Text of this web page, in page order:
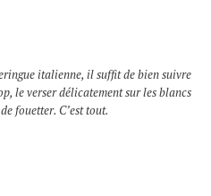
italienne, il suffit de bien suivre
le verser délicatement sur les blancs
fouetter. C’est tout.